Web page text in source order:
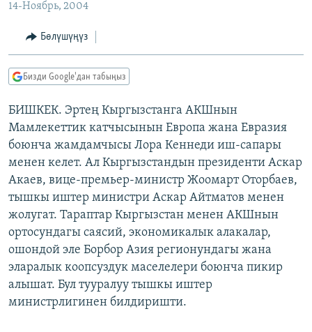
МАДАНИЯТ
ТВ ПРОГРАММАЛАР
БҮГҮН АЗАТТЫКТА
ДАНИСТЕ
АЗАТТЫК+
ЫҢГАЙСЫЗ СУРООЛОР
ПОДКАСТ
ОНЛАЙН ШЕРИНЕ
ЭЕ/АРнун бардык сайттары
14-Ноябрь, 2004
Бөлүшүңүз
Бизди Google'дан табыңыз
БИШКЕК. Эртең Кыргызстанга АКШнын
Мамлекеттик катчысынын Европа жана Евразия
боюнча жамдамчысы Лора Кеннеди иш-сапары
менен келет. Ал Кыргызстандын президенти Аскар
Акаев, вице-премьер-министр Жоомарт Оторбаев,
тышкы иштер министри Аскар Айтматов менен
жолугат. Тараптар Кыргызстан менен АКШнын
ортосундагы саясий, экономикалык алакалар,
ошондой эле Борбор Азия регионундагы жана
эларалык коопсуздук маселелери боюнча пикир
алышат. Бул тууралуу тышкы иштер
министрлигинен билдиришти.